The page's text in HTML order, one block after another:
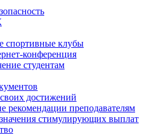
спортивные клубы
конференция
студентам
достижений
рекомендации преподавателям
стимулирующих выплат